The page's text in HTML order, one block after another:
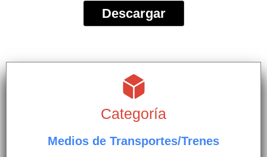
Descargar
Categoría
Medios de Transportes/Trenes